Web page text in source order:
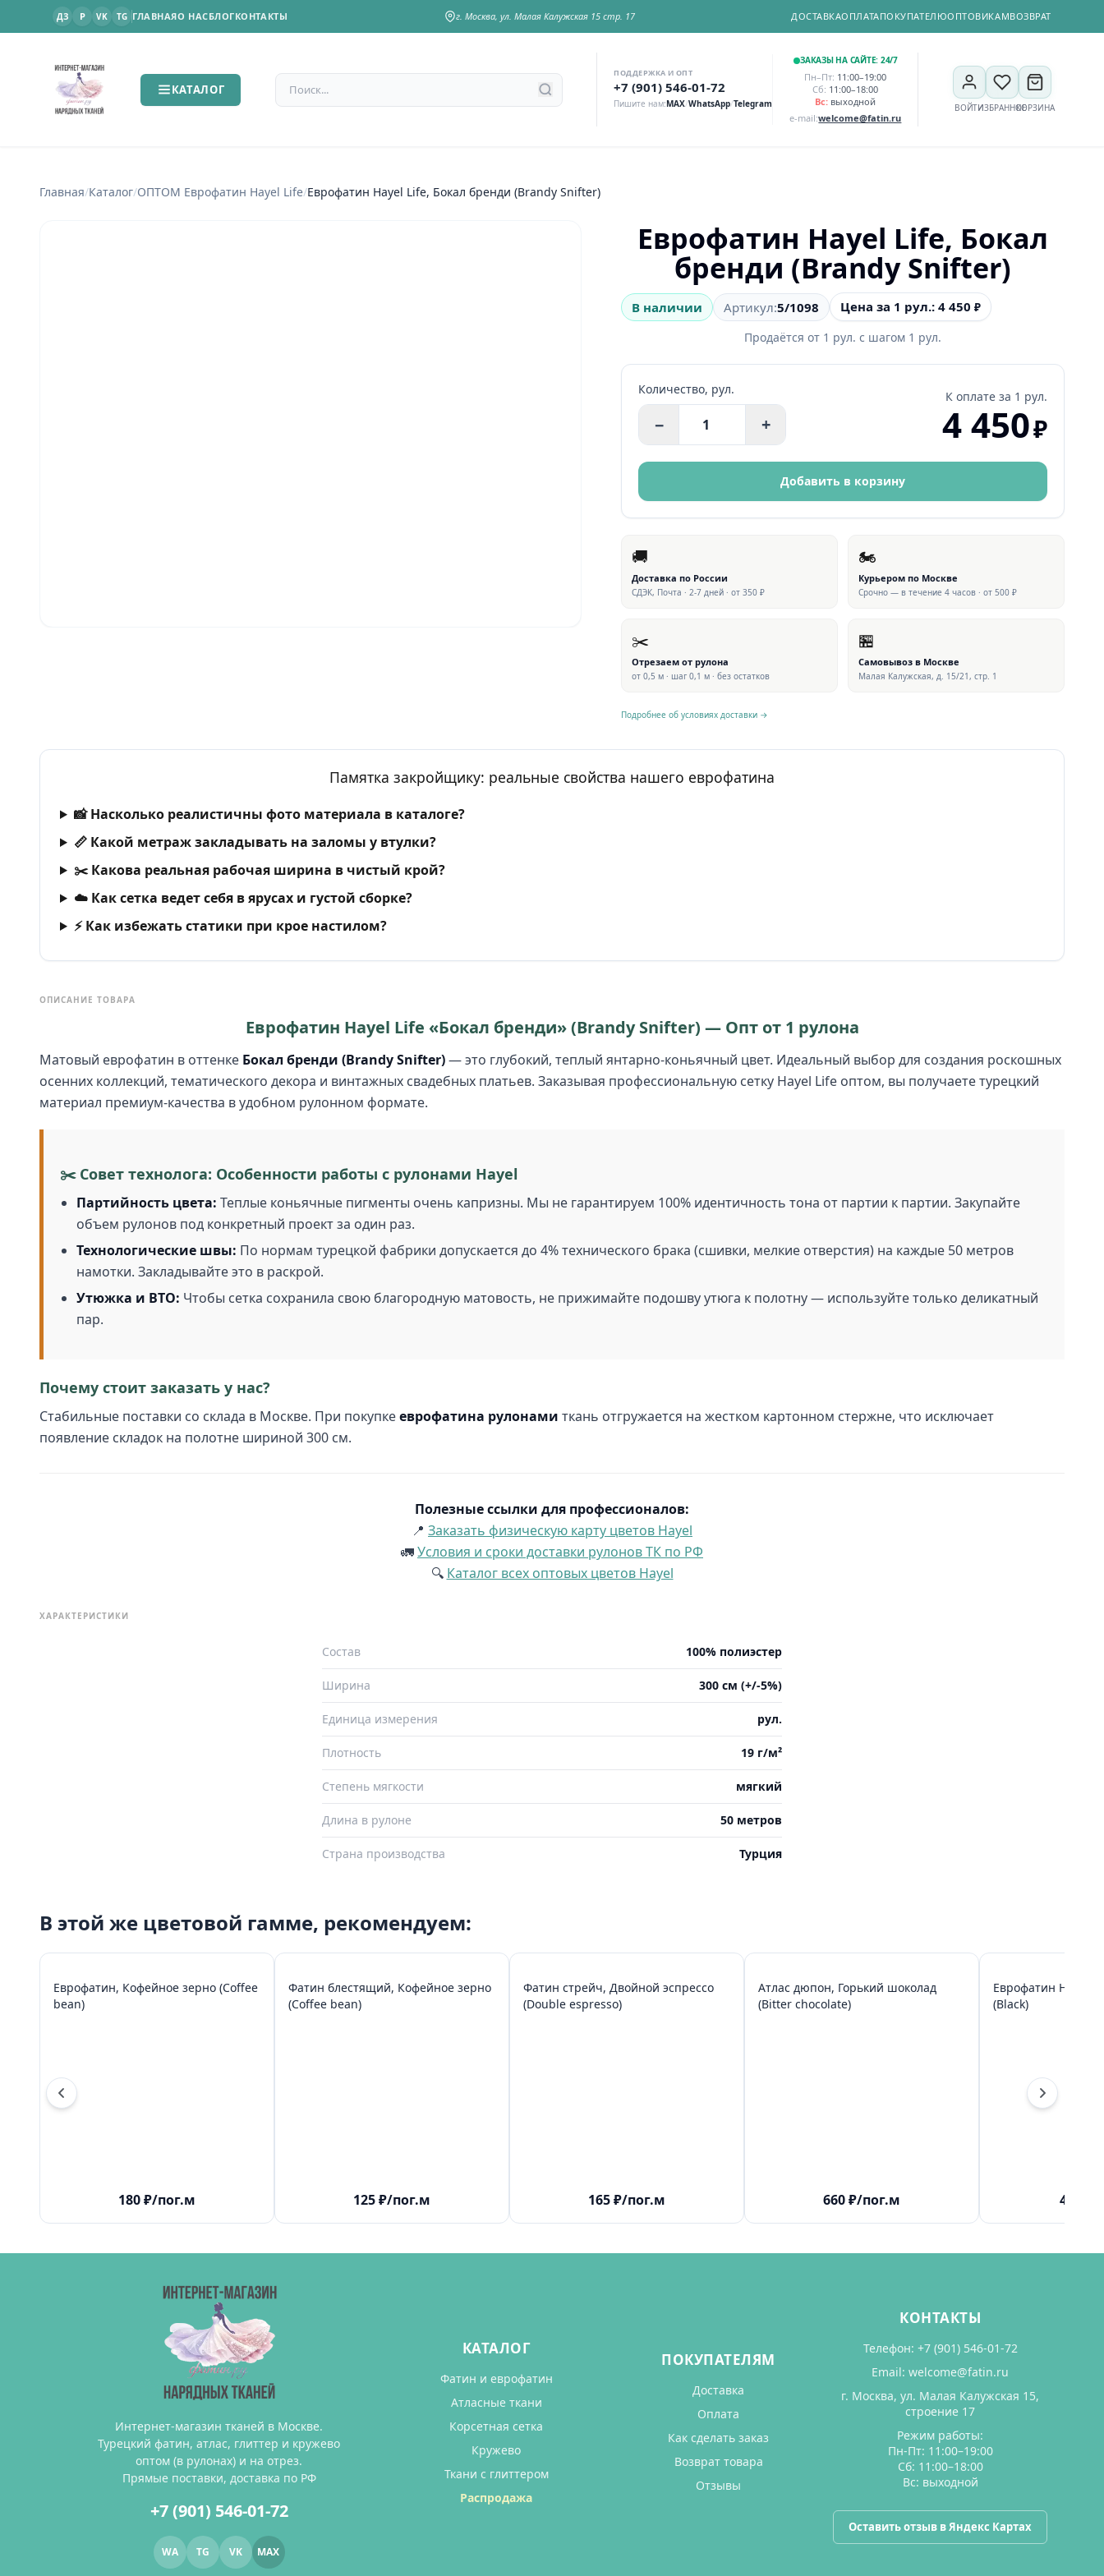
ДЗ P VK TG ГЛАВНАЯО НАСБЛОГКОНТАКТЫ г. Москва, ул. Малая Калужская 15 стр. 17 ДОСТАВКАОПЛАТАПОКУПАТЕЛЮОПТОВИКАМВОЗВРАТ
КАТАЛОГ Поиск по сайту ПОДДЕРЖКА И ОПТ
+7 (901) 546-01-72
Пишите нам:MAX/WhatsApp/Telegram
ЗАКАЗЫ НА САЙТЕ: 24/7
Пн–Пт: 11:00–19:00
Сб: 11:00–18:00
Вс: выходной
e-mail:welcome@fatin.ru
ВОЙТИИЗБРАННОЕКОРЗИНА
Главная/Каталог/ОПТОМ Еврофатин Hayel Life/Еврофатин Hayel Life, Бокал бренди (Brandy Snifter)
Еврофатин Hayel Life, Бокал
бренди (Brandy Snifter)
В наличии Артикул:5/1098 Цена за 1 рул.: 4 450 ₽
Продаётся от 1 рул. с шагом 1 рул.
Количество, рул.
− +
К оплате за 1 рул.
4 450₽
Добавить в корзину
🚚
Доставка по России
СДЭК, Почта · 2-7 дней · от 350 ₽
🏍
Курьером по Москве
Срочно — в течение 4 часов · от 500 ₽
✂️
Отрезаем от рулона
от 0,5 м · шаг 0,1 м · без остатков
🏪
Самовывоз в Москве
Малая Калужская, д. 15/21, стр. 1
Подробнее об условиях доставки →
Памятка закройщику: реальные свойства нашего еврофатина
📸 Насколько реалистичны фото материала в каталоге?
📏 Какой метраж закладывать на заломы у втулки?
✂️ Какова реальная рабочая ширина в чистый крой?
☁️ Как сетка ведет себя в ярусах и густой сборке?
⚡ Как избежать статики при крое настилом?
ОПИСАНИЕ ТОВАРА
Еврофатин Hayel Life «Бокал бренди» (Brandy Snifter) — Опт от 1 рулона
Матовый еврофатин в оттенке Бокал бренди (Brandy Snifter)— это глубокий, теплый янтарно-коньячный цвет. Идеальный выбор для создания роскошных
осенних коллекций, тематического декора и винтажных свадебных платьев. Заказывая профессиональную сетку Hayel Life оптом, вы получаете турецкий
материал премиум-качества в удобном рулонном формате.
✂️ Совет технолога: Особенности работы с рулонами Hayel
Партийность цвета: Теплые коньячные пигменты очень капризны. Мы не гарантируем 100% идентичность тона от партии к партии. Закупайте
объем рулонов под конкретный проект за один раз.
Технологические швы: По нормам турецкой фабрики допускается до 4% технического брака (сшивки, мелкие отверстия) на каждые 50 метров
намотки. Закладывайте это в раскрой.
Утюжка и ВТО: Чтобы сетка сохранила свою благородную матовость, не прижимайте подошву утюга к полотну — используйте только деликатный
пар.
Почему стоит заказать у нас?
Стабильные поставки со склада в Москве. При покупкееврофатина рулонами ткань отгружается на жестком картонном стержне, что исключает
появление складок на полотне шириной 300 см.
Полезные ссылки для профессионалов:
📍 Заказать физическую карту цветов Hayel
🚛Условия и сроки доставки рулонов ТК по РФ
🔍 Каталог всех оптовых цветов Hayel
ХАРАКТЕРИСТИКИ
Состав 100% полиэстер
Ширина 300 см (+/-5%)
Единица измерения рул.
Плотность 19 г/м²
Степень мягкости мягкий
Длина в рулоне 50 метров
Страна производства Турция
В этой же цветовой гамме, рекомендуем:
Еврофатин, Кофейное зерно (Coffee
bean)
180₽/пог.м
Фатин блестящий, Кофейное зерно
(Coffee bean)
125₽/пог.м
Фатин стрейч, Двойной эспрессо
(Double espresso)
165₽/пог.м
Атлас дюпон, Горький шоколад
(Bitter chocolate)
660₽/пог.м
Еврофатин Hayel
(Black)
4450
Интернет-магазин тканей в Москве.
Турецкий фатин, атлас, глиттер и кружево
оптом (в рулонах) и на отрез.
Прямые поставки, доставка по РФ
+7 (901) 546-01-72
WA TG VK MAX
КАТАЛОГ
Фатин и еврофатин
Атласные ткани
Корсетная сетка
Кружево
Ткани с глиттером
Распродажа
ПОКУПАТЕЛЯМ
Доставка
Оплата
Как сделать заказ
Возврат товара
Отзывы
КОНТАКТЫ
Телефон: +7 (901) 546-01-72
Email:welcome@fatin.ru
г. Москва, ул. Малая Калужская 15,
строение 17
Режим работы:
Пн-Пт: 11:00–19:00
Сб: 11:00–18:00
Вс: выходной
Оставить отзыв в Яндекс Картах